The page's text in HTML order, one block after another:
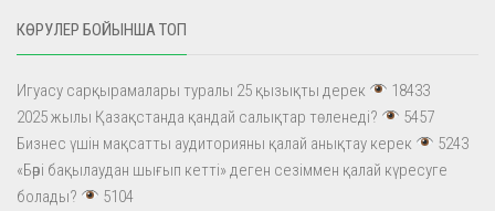
КӨРУЛЕР БОЙЫНША ТОП
Игуасу сарқырамалары туралы 25 қызықты дерек
18433
2025 жылы Қазақстанда қандай салықтар төленеді?
5457
Бизнес үшін мақсатты аудиторияны қалай анықтау керек
5243
«Бәрі бақылаудан шығып кетті» деген сезіммен қалай күресуге
болады?
5104